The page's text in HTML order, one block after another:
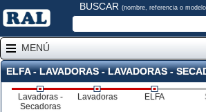
BUSCAR (nombre, referencia o
MENÚ
ELFA - LAVADORAS - LAVADORAS -
Lavadoras -
Secadoras
Lavadoras ELFA